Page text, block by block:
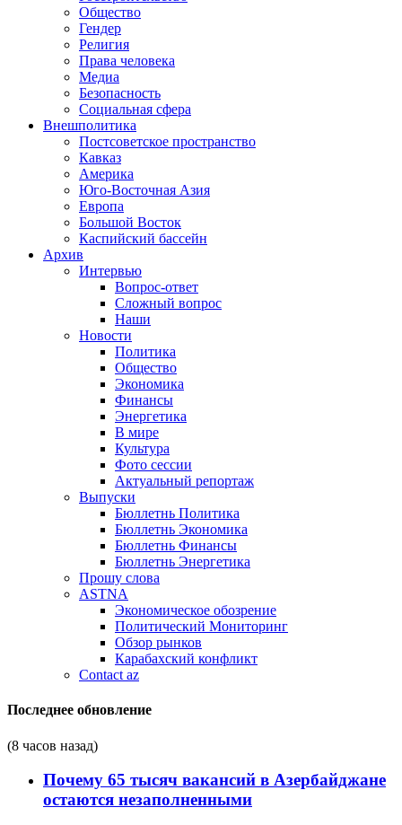
Общество
Гендер
Религия
Права человека
Медиа
Безопасность
Социальная сфера
Внешполитика
Постсоветское пространство
Кавказ
Америка
Юго-Восточная Азия
Европа
Большой Восток
Каспийский бассейн
Архив
Интервью
Вопрос-ответ
Сложный вопрос
Наши
Новости
Политика
Общество
Экономика
Финансы
Энергетика
В мире
Культура
Фото сессии
Актуальный репортаж
Выпуски
Бюллетнь Политика
Бюллетнь Экономика
Бюллетнь Финансы
Бюллетнь Энергетика
Прошу слова
ASTNA
Экономическое обозрение
Политический Мониторинг
Обзор рынков
Карабахский конфликт
Contact az
Последнее обновление
(8 часов назад)
Почему 65 тысяч вакансий в Азербайджане
остаются незаполненными